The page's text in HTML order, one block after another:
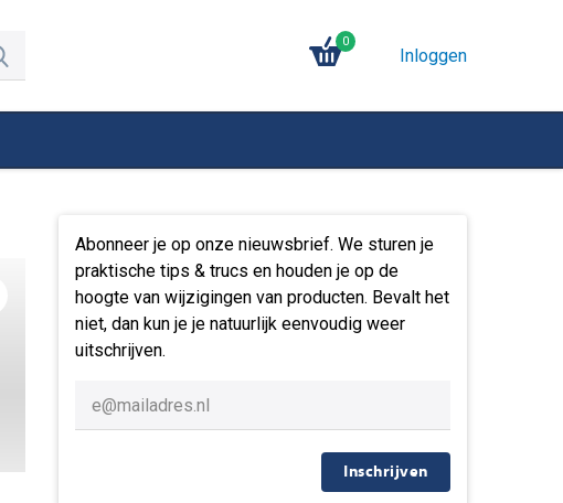
0
Inloggen
Abonneer je op onze nieuwsbrief. We sturen je
praktische tips & trucs en houden je op de
hoogte van wijzigingen van producten. Bevalt het
niet, dan kun je je natuurlijk eenvoudig weer
uitschrijven.
Inschrijven